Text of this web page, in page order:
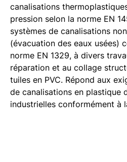
canalisations
pression selon la norme EN
systèmes de canalisations
(évacuation des eaux usées)
norme EN 1329, à divers
réparation et au collage
tuiles en PVC. Répond aux
de canalisations en plastique
industrielles conformément à